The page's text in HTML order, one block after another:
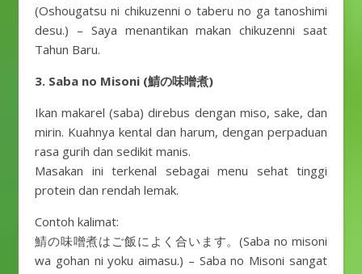
(Oshougatsu ni chikuzenni o taberu no ga tanoshimi
desu.) – Saya menantikan makan chikuzenni saat
Tahun Baru.
3. Saba no Misoni (鯖の味噌煮)
Ikan makarel (saba) direbus dengan miso, sake, dan
mirin. Kuahnya kental dan harum, dengan perpaduan
rasa gurih dan sedikit manis.
Masakan ini terkenal sebagai menu sehat tinggi
protein dan rendah lemak.
Contoh kalimat:
鯖の味噌煮はご飯によく合います。(Saba no misoni
wa gohan ni yoku aimasu.) – Saba no Misoni sangat